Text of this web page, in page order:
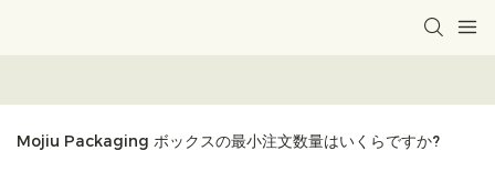
Mojiu Packaging ボックスの最小注文数量はいくらですか?